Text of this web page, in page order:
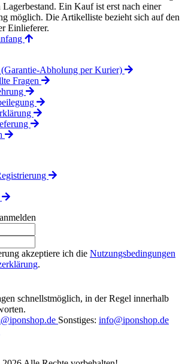
Lagerbestand. Ein Kauf ist erst nach einer
möglich. Die Artikelliste bezieht sich auf den
Einlieferer.
Abholung per Kurier)
Fragen
akzeptiere ich die Nutzungsbedingungen
.
schnellstmöglich, in der Regel innerhalb
Sonstiges: info@iponshop.de